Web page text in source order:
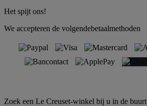
Het spijt ons!
We accepteren de volgendebetaalmethoden
Zoek een Le Creuset-winkel bij u in de buurt